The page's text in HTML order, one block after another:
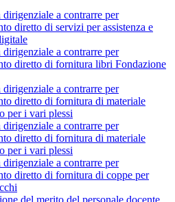
dirigenziale a contrarre per
diretto di servizi per assistenza e
dirigenziale a contrarre per
diretto di fornitura libri Fondazione
dirigenziale a contrarre per
diretto di fornitura di materiale
per i vari plessi
dirigenziale a contrarre per
diretto di fornitura di materiale
per i vari plessi
dirigenziale a contrarre per
diretto di fornitura di coppe per